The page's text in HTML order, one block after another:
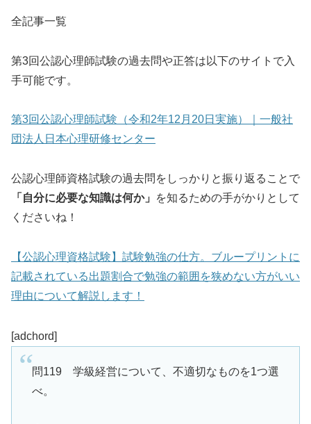
全記事一覧
第3回公認心理師試験の過去問や正答は以下のサイトで入
手可能です。
第3回公認心理師試験（令和2年12月20日実施）｜一般社
団法人日本心理研修センター
公認心理師資格試験の過去問をしっかりと振り返ることで
「自分に必要な知識は何か」
を知るための手がかりとして
くださいね！
【公認心理資格試験】試験勉強の仕方。ブループリントに
記載されている出題割合で勉強の範囲を狭めない方がいい
理由について解説します！
[adchord]
問119 学級経営について、不適切なものを1つ選
べ。